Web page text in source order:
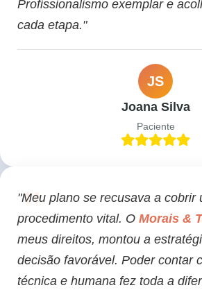
Profissionalismo exemplar e
cada etapa."
JS
Joana Silva
Paciente
"Meu plano se recusava a cobrir
procedimento vital. O Morais &
meus direitos, montou a
decisão favorável. Poder contar
técnica e humana fez toda a